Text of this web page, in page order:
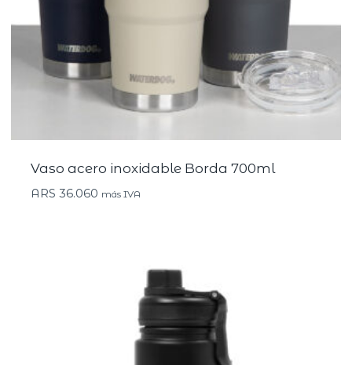
Vaso acero inoxidable Borda 700ml
ARS 36.060 más IVA